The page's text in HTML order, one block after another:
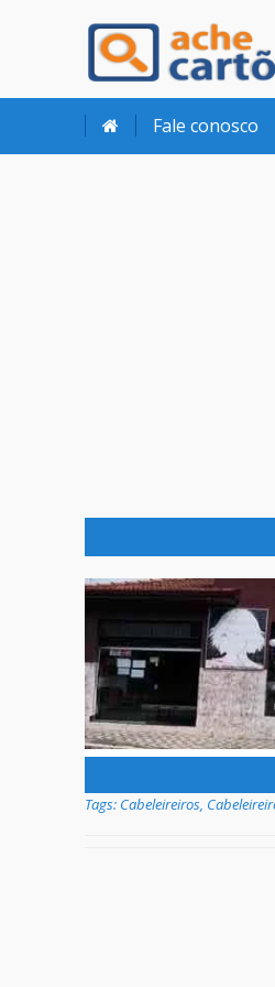
Ache
Fale conosco
Tags: Cabeleireiros,